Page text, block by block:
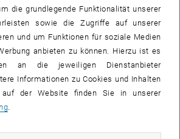
die grundlegende Funktionalität unserer
sowie die Zugriffe auf unserer
und um Funktionen für soziale Medien
anbieten zu können. Hierzu ist es
an die jeweiligen Dienstanbieter
Informationen zu Cookies und Inhalten
auf der Website finden Sie in unserer
.